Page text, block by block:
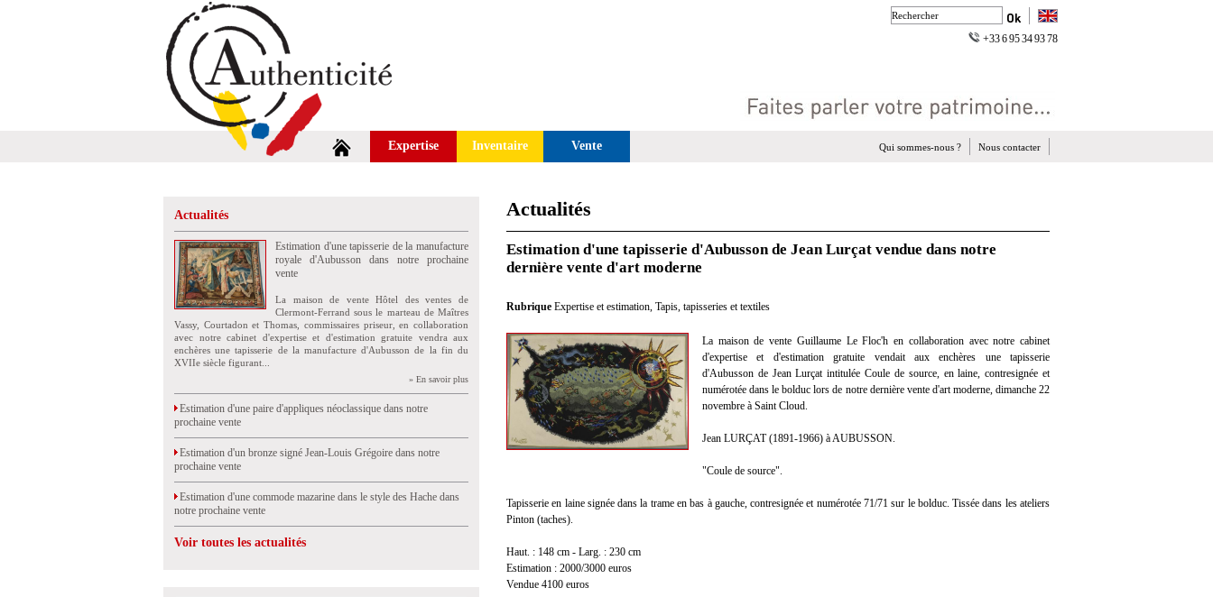
+33 6 95 34 93 78
Expertise Inventaire Vente Nous contacter
Qui sommes-nous ?
Actualités
Estimation d'une tapisserie de la manufacture
royale d'Aubusson dans notre prochaine
vente
La maison de vente Hôtel des ventes de
Clermont-Ferrand sous le marteau de Maîtres
Vassy, Courtadon et Thomas, commissaires priseur, en collaboration
avec notre cabinet d'expertise et d'estimation gratuite vendra aux
enchères une tapisserie de la manufacture d'Aubusson de la fin du
XVIIe siècle figurant...
» En savoir plus
Estimation d'une paire d'appliques néoclassique dans notre
prochaine vente
Estimation d'un bronze signé Jean-Louis Grégoire dans notre
prochaine vente
Estimation d'une commode mazarine dans le style des Hache dans
notre prochaine vente
Voir toutes les actualités
Actualités
Estimation d'une tapisserie d'Aubusson de Jean Lurçat vendue dans notre
dernière vente d'art moderne
Rubrique Expertise et estimation, Tapis, tapisseries et textiles
La maison de vente Guillaume Le Floc'h en collaboration avec notre cabinet
d'expertise et d'estimation gratuite vendait aux enchères une tapisserie
d'Aubusson de Jean Lurçat intitulée Coule de source, en laine, contresignée et
numérotée dans le bolduc lors de notre dernière vente d'art moderne, dimanche 22
novembre à Saint Cloud.
Jean LURÇAT (1891-1966) à AUBUSSON.
"Coule de source".
Tapisserie en laine signée dans la trame en bas à gauche, contresignée et numérotée 71/71 sur le bolduc. Tissée dans les ateliers
Pinton (taches).
Haut. : 148 cm - Larg. : 230 cm
Estimation : 2000/3000 euros
Vendue 4100 euros